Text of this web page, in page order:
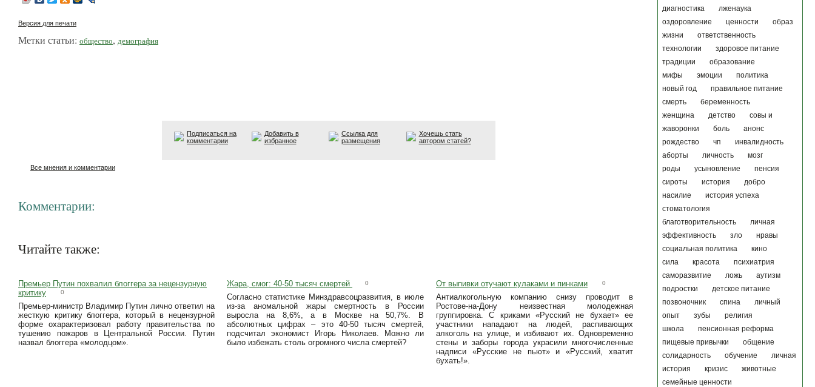
диагностика
лженаука
оздоровление
ценности
образ
жизни
ответственность
технологии
здоровое питание
традиции
образование
мифы
эмоции
политика
новый год
правильное питание
смерть
беременность
женщина
детство
совы и
жаворонки
боль
анонс
рождество
чп
инвалидность
аборты
личность
мозг
роды
усыновление
пенсия
сироты
история
добро
насилие
история успеха
стоматология
благотворительность
личная
эффективность
зло
нравы
социальная политика
кино
сила
красота
психиатрия
саморазвитие
ложь
аутизм
подростки
детское питание
позвоночник
спина
личный
опыт
зубы
религия
школа
пенсионная реформа
пищевые привычки
общение
солидарность
обучение
личная
история
кризис
животные
семейные ценности
Версия для печати
Метки статьи: общество, демография
Подписаться на
комментарии
Добавить в
избранное
Ссылка для
размещения
Хочешь стать
автором статей?
Все мнения и комментарии
Комментарии:
Читайте также:
Премьер Путин похвалил блоггера за нецензурную
критику
0
Премьер-министр Владимир Путин лично ответил на
жесткую критику блоггера, который в нецензурной
форме охарактеризовал работу правительства по
тушению пожаров в Центральной России. Путин
назвал блоггера «молодцом».
Жара, смог: 40-50 тысяч смертей 0
Согласно статистике Минздравсоцразвития, в июле
из-за аномальной жары смертность в России
выросла на 8,6%, а в Москве на 50,7%. В
абсолютных цифрах – это 40-50 тысяч смертей,
подсчитал экономист Игорь Николаев. Можно ли
было избежать столь огромного числа смертей?
От выпивки отучают кулаками и пинками 0
Антиалкогольную компанию снизу проводит в
Ростове-на-Дону неизвестная молодежная
группировка. С криками «Русский не бухает» ее
участники нападают на людей, распивающих
алкоголь на улице, и избивают их. Одновременно
стены и заборы города украсили многочисленные
надписи «Русские не пьют» и «Русский, хватит
бухать!».